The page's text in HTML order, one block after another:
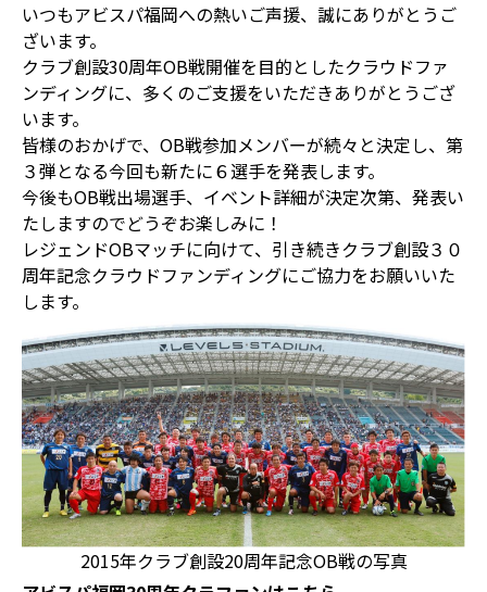
いつもアビスパ福岡への熱いご声援、誠にありがとうご
ざいます。
クラブ創設30周年OB戦開催を目的としたクラウドファ
ンディングに、多くのご支援をいただきありがとうござ
います。
皆様のおかげで、OB戦参加メンバーが続々と決定し、第
３弾となる今回も新たに６選手を発表します。
今後もOB戦出場選手、イベント詳細が決定次第、発表い
たしますのでどうぞお楽しみに！
レジェンドOBマッチに向けて、引き続きクラブ創設３０
周年記念クラウドファンディングにご協力をお願いいた
します。
2015年クラブ創設20周年記念OB戦の写真